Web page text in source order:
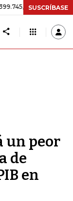
+$ 2.295,71 +0,58%
SUSCRÍBASE
un peor
de
en